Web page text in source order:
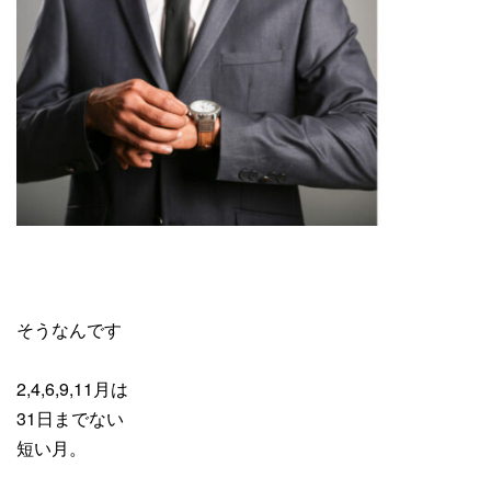
そうなんです
2,4,6,9,11月は
31日までない
短い月。